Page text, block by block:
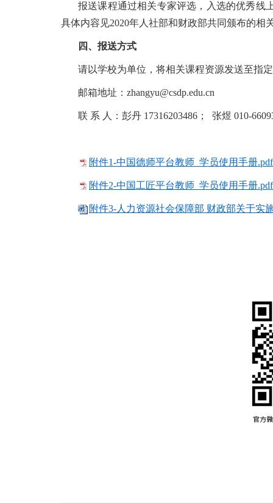
报送课程通过相关专家评选，入选的优秀线
具体内容见2020年人社部和财政部共同颁布的
四、报送方式
请以学校为单位，将相关课程资源发送至指
邮箱地址：zhangyu@csdp.edu.cn
联 系 人：彭丹 17316203486； 张煜 010-
附件1-中国德师平台教师 学员使用手册.pdf
附件2-中国工匠平台教师 学员使用手册.pdf
附件3-人力资源社会保障部 财政部关于实